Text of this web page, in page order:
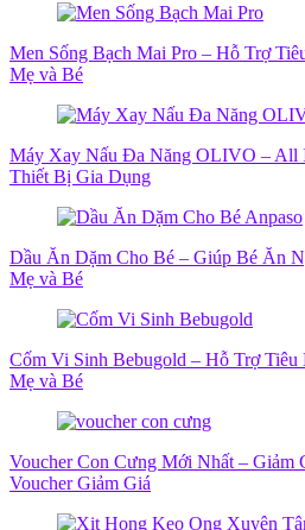
Men Sống Bạch Mai Pro – Hỗ Trợ
Mẹ và Bé
Máy Xay Nấu Đa Năng OLIVO –
Thiết Bị Gia Dụng
Dầu Ăn Dặm Cho Bé – Giúp Bé Ăn
Mẹ và Bé
Cốm Vi Sinh Bebugold – Hỗ Trợ
Mẹ và Bé
Voucher Con Cưng Mới Nhất –
Voucher Giảm Giá